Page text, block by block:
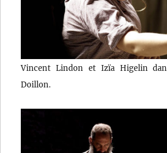
Vincent Lindon et Izïa Higelin
Doillon.